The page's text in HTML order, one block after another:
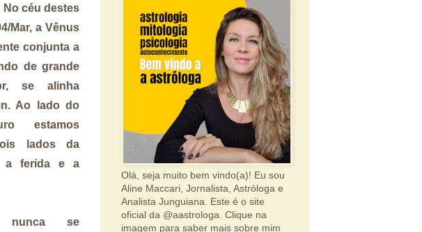
No céu destes
Mar, a Vênus
conjunta a
de grande
se alinha
Ao lado do
estamos
lados da
a ferida e a
nunca se
Olá, seja muito bem vindo(a)! Eu sou
Aline Maccari, Jornalista, Astróloga e
Analista Junguiana. Este é o site
oficial da @aastrologa. Clique na
imagem para saber mais sobre mim